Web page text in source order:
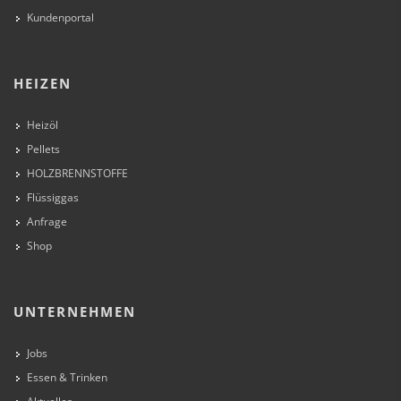
Kundenportal
HEIZEN
Heizöl
Pellets
HOLZBRENNSTOFFE
Flüssiggas
Anfrage
Shop
UNTERNEHMEN
Jobs
Essen & Trinken